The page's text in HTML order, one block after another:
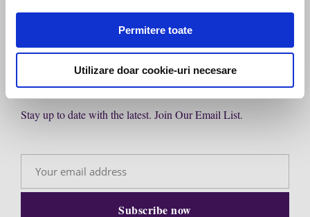
Permitere toate
Utilizare doar cookie-uri necesare
Subscribe to our newsletter
Stay up to date with the latest. Join Our Email List.